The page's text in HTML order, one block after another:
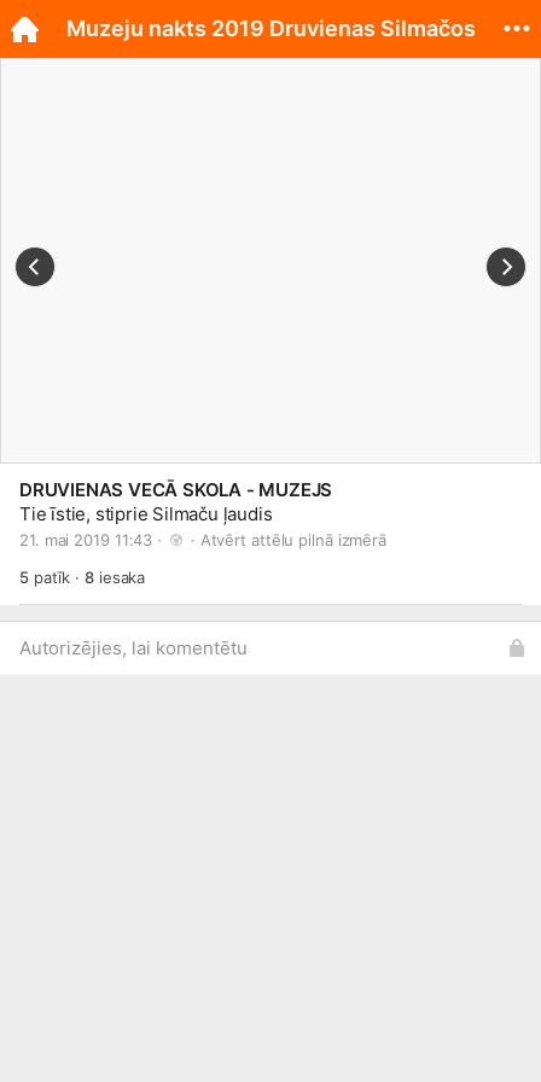
DRUVIENAS VECĀ SKOLA - MUZEJS
Tie īstie, stiprie Silmaču ļaudis
21. mai 2019 11:43 · · Atvērt attēlu pilnā izmērā
5patīk ·8iesaka
Autorizējies, lai komentētu
Muzeju nakts 2019 Druvienas Silmačos